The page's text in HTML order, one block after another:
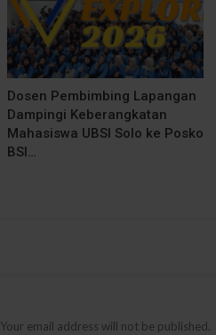
Dosen Pembimbing Lapangan
Dampingi Keberangkatan
Mahasiswa UBSI Solo ke Posko
BSI…
Your email address will not be published.